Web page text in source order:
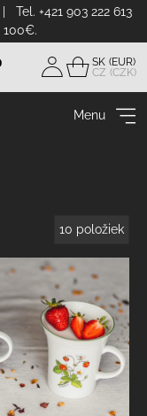
+421 903 222 613
100€.
Prihlásiť
SK
CZ
Menu
10 položiek